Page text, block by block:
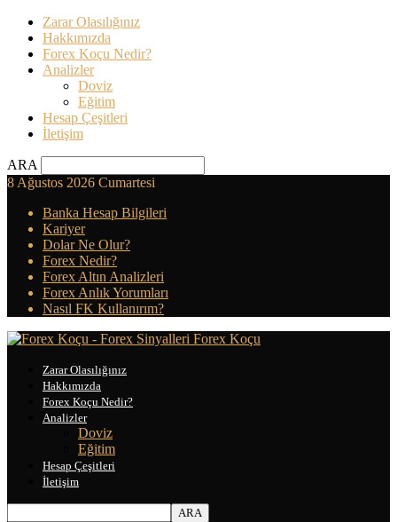
Zarar Olasılığınız
Hakkımızda
Forex Koçu Nedir?
Analizler
Doviz
Eğitim
Hesap Çeşitleri
İletişim
ARA
8 Ağustos 2026 Cumartesi
Banka Hesap Bilgileri
Kariyer
Dolar Ne Olur?
Forex Nedir?
Forex Altın Analizleri
Forex Anlık Yorumları
Nasıl FK Kullanırım?
Forex Koçu
Zarar Olasılığınız
Hakkımızda
Forex Koçu Nedir?
Analizler
Doviz
Eğitim
Hesap Çeşitleri
İletişim